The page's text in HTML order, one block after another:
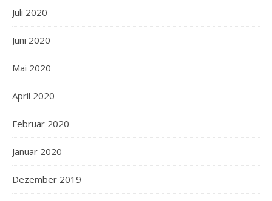
Juli 2020
Juni 2020
Mai 2020
April 2020
Februar 2020
Januar 2020
Dezember 2019